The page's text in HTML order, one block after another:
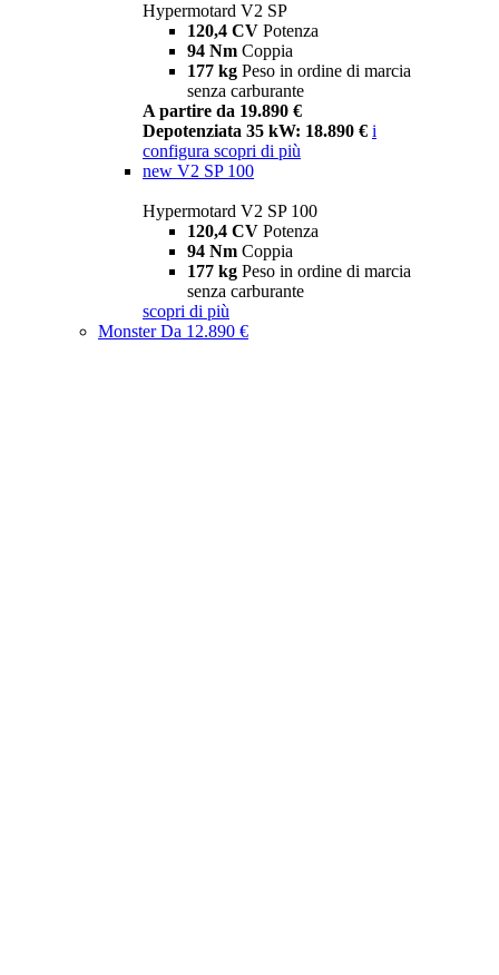
Hypermotard V2 SP
120,4 CV Potenza
94 Nm Coppia
177 kg Peso in ordine di marcia
senza carburante
A partire da 19.890 €
Depotenziata 35 kW: 18.890 € i
configura scopri di più
new V2 SP 100
Hypermotard V2 SP 100
120,4 CV Potenza
94 Nm Coppia
177 kg Peso in ordine di marcia
senza carburante
scopri di più
MonsterDa 12.890 €